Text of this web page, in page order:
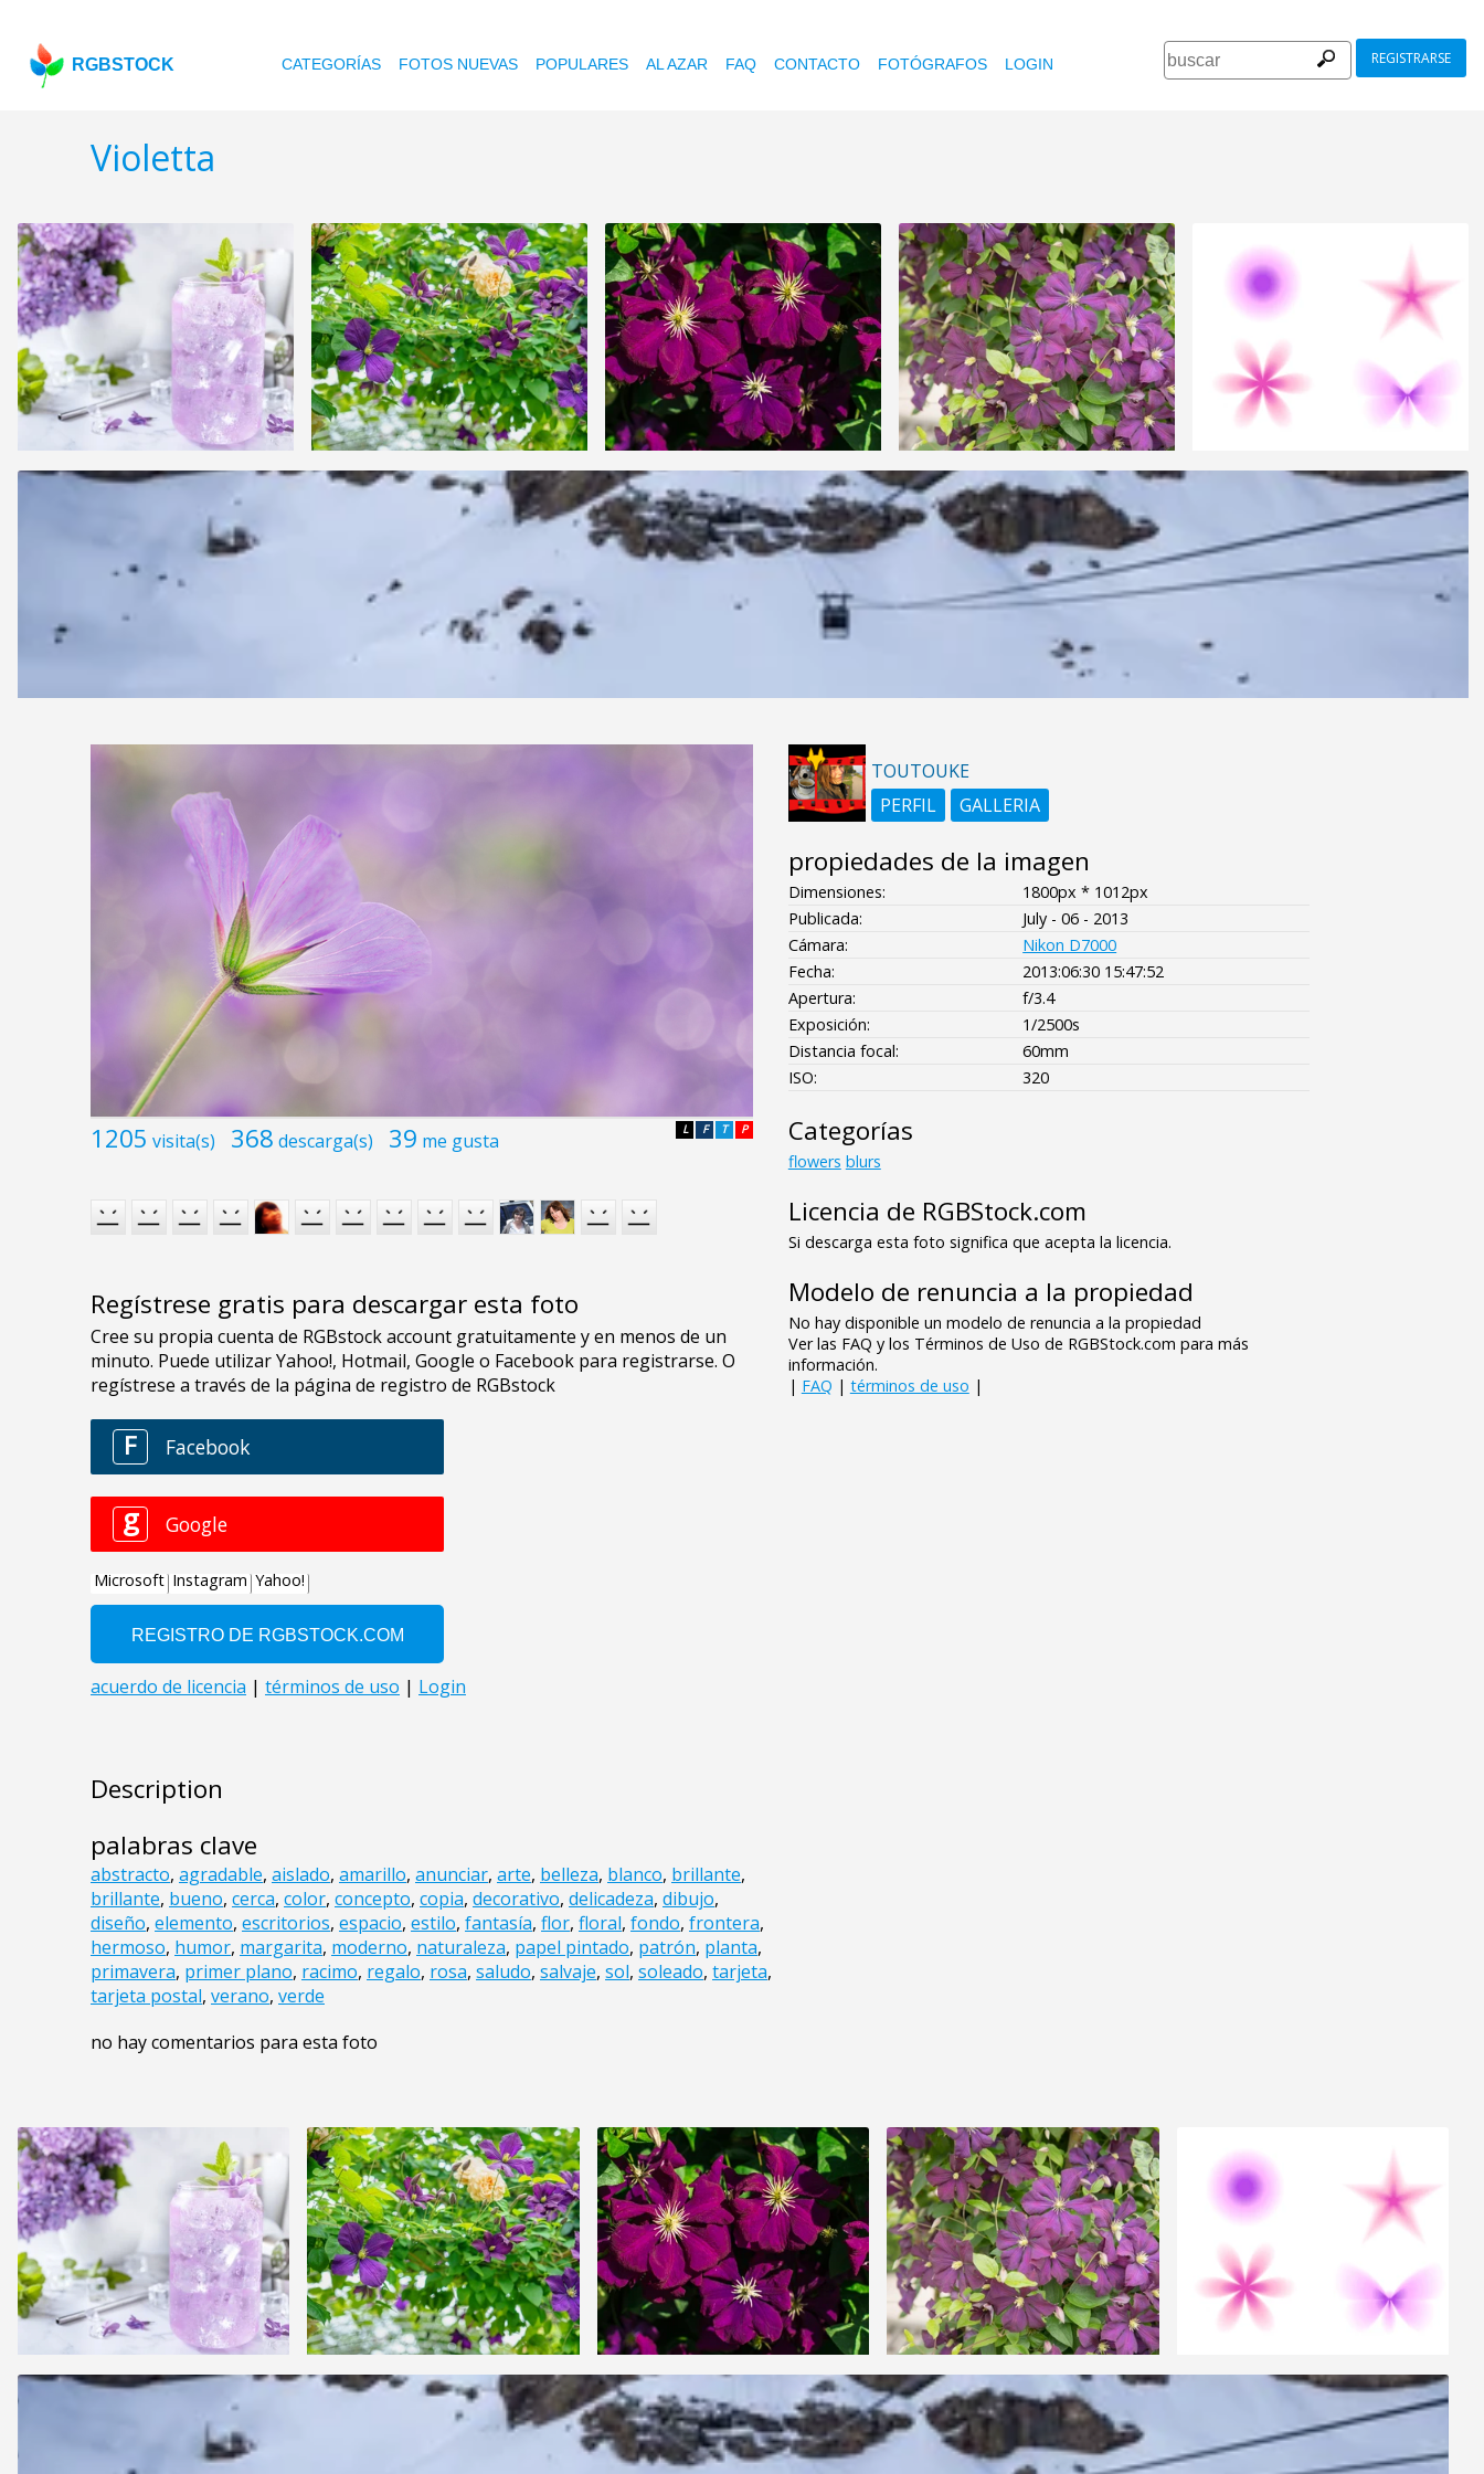
RGBSTOCK CATEGORÍAS FOTOS NUEVAS POPULARES AL AZAR FAQ CONTACTO FOTÓGRAFOS LOGIN REGISTRARSE
Violetta
1205 visita(s) 368 descarga(s) 39 me gusta P
T
F
L
Regístrese gratis para descargar esta foto
Description
palabras clave
abstracto, agradable, aislado, amarillo, anunciar, arte, belleza, blanco, brillante,
brillante, bueno, cerca, color, concepto, copia, decorativo, delicadeza, dibujo,
diseño, elemento, escritorios, espacio, estilo, fantasía, flor, floral, fondo, frontera,
hermoso, humor, margarita, moderno, naturaleza, papel pintado, patrón, planta,
primavera, primer plano, racimo, regalo, rosa, saludo, salvaje, sol, soleado, tarjeta,
tarjeta postal, verano, verde
no hay comentarios para esta foto
TOUTOUKE
PERFIL
GALLERIA
propiedades de la imagen
Dimensiones:
1800px * 1012px
Publicada:
July - 06 - 2013
Cámara:
Nikon D7000
Fecha:
2013:06:30 15:47:52
Apertura:
f/3.4
Exposición:
1/2500s
Distancia focal:
60mm
ISO:
320
Categorías
flowers blurs
Licencia de RGBStock.com
Si descarga esta foto significa que acepta la licencia.
Modelo de renuncia a la propiedad
No hay disponible un modelo de renuncia a la propiedad
Ver las FAQ y los Términos de Uso de RGBStock.com para más
información.
| FAQ | términos de uso |